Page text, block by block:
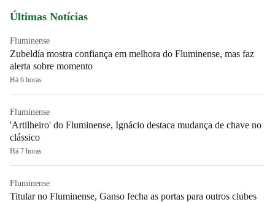
Últimas Notícias
Fluminense
Zubeldía mostra confiança em melhora do Fluminense, mas faz
alerta sobre momento
Há 6 horas
Fluminense
'Artilheiro' do Fluminense, Ignácio destaca mudança de chave no
clássico
Há 7 horas
Fluminense
Titular no Fluminense, Ganso fecha as portas para outros clubes